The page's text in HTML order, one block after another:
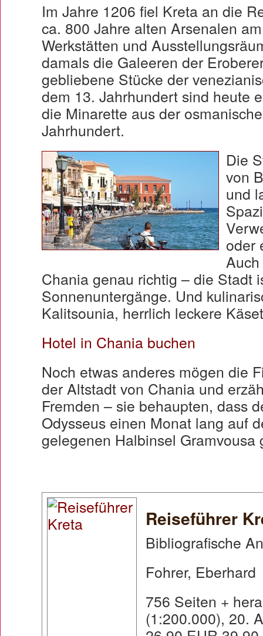
Im Jahre 1206 fiel Kreta an die
ca. 800 Jahre alten Arsenalen
Werkstätten und
damals die Galeeren der
gebliebene Stücke der
dem 13. Jahrhundert sind heute
die Minarette aus der
Jahrhundert.
Die
von
und
oder
Chania genau richtig – die Stadt
Sonnenuntergänge. Und
Kalitsounia, herrlich leckere
Hotel in Chania buchen
Noch etwas anderes mögen die
der Altstadt von Chania und
Fremden – sie behaupten, dass
Odysseus einen Monat lang auf
gelegenen Halbinsel Gramvousa
Reiseführer
Bibliografische
Fohrer, Eberhard
756 Seiten +
(1:200.000), 20.